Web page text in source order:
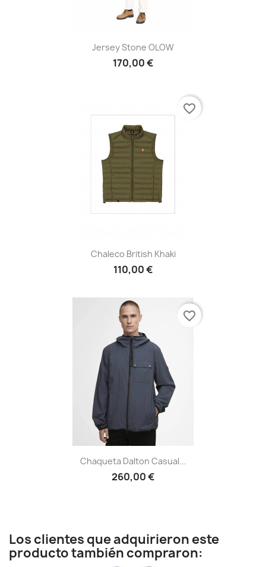
Jersey Stone OLOW
170,00 €
Chaleco British Khaki
110,00 €
favorite_border
Chaqueta Dalton Casual...
260,00 €
favorite_border
Los clientes que adquirieron este
producto también compraron: